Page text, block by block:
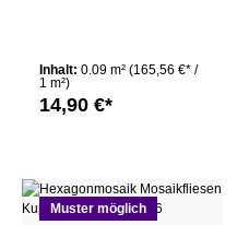
Inhalt: 0.09 m² (165,56 €* /
1 m²)
14,90 €*
Muster möglich